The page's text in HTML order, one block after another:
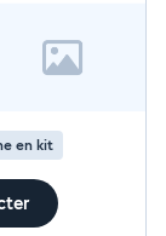
de
parole, ce
100 % les
en kit